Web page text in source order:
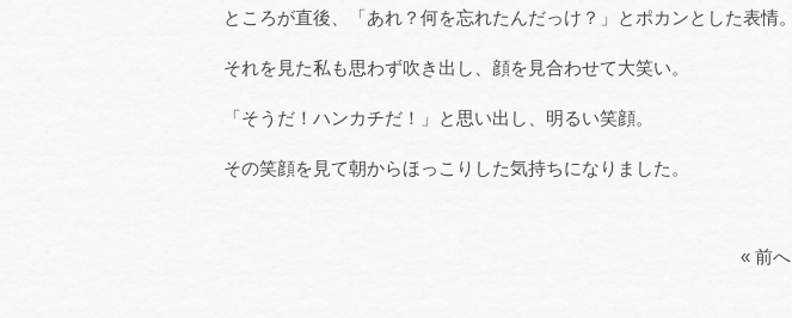
ところが直後、「あれ？何を忘れたんだっけ？」とポカンとした表情。
それを見た私も思わず吹き出し、顔を見合わせて大笑い。
「そうだ！ハンカチだ！」と思い出し、明るい笑顔。
その笑顔を見て朝からほっこりした気持ちになりました。
« 前へ